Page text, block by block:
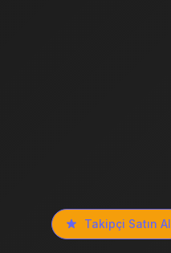
Takipçi Satın Al